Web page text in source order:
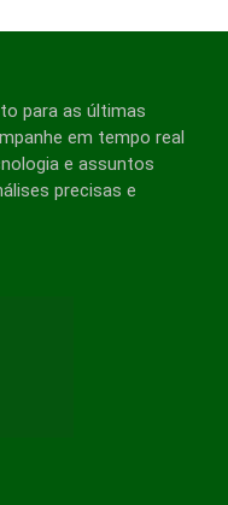
para as últimas
em tempo real
e assuntos
precisas e